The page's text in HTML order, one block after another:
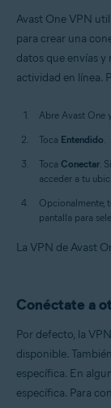
Avast One VPN
para crear una
datos que envías
actividad en línea.
Abre Avast One
Toca Entendido.
Toca Conectar.
acceder a tu
Opcionalmente,
pantalla para
La VPN de Avast
Conéctate a
Por defecto, la
disponible.
específica. En
específica. Para